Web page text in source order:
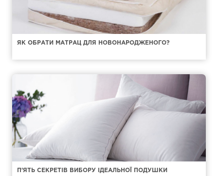
ЯК ОБРАТИ МАТРАЦ ДЛЯ НОВОНАРОДЖЕНОГО?
П'ЯТЬ СЕКРЕТІВ ВИБОРУ ІДЕАЛЬНОЇ ПОДУШКИ